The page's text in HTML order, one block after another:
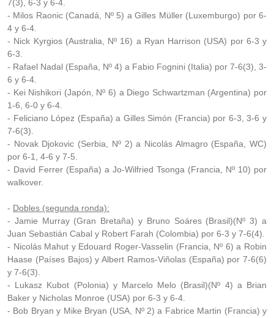
7(3), 6-3 y 6-4.
- Milos Raonic (Canadá, Nº 5) a Gilles Müller (Luxemburgo) por 6-
4 y 6-4.
- Nick Kyrgios (Australia, Nº 16) a Ryan Harrison (USA) por 6-3 y
6-3.
- Rafael Nadal (España, Nº 4) a Fabio Fognini (Italia) por 7-6(3), 3-
6 y 6-4.
- Kei Nishikori (Japón, Nº 6) a Diego Schwartzman (Argentina) por
1-6, 6-0 y 6-4.
- Feliciano López (España) a Gilles Simón (Francia) por 6-3, 3-6 y
7-6(3).
- Novak Djokovic (Serbia, Nº 2) a Nicolás Almagro (España, WC)
por 6-1, 4-6 y 7-5.
- David Ferrer (España) a Jo-Wilfried Tsonga (Francia, Nº 10) por
walkover.
- Dobles (segunda ronda):
- Jamie Murray (Gran Bretaña) y Bruno Soáres (Brasil)(Nº 3) a
Juan Sebastián Cabal y Robert Farah (Colombia) por 6-3 y 7-6(4).
- Nicolás Mahut y Edouard Roger-Vasselin (Francia, Nº 6) a Robin
Haase (Países Bajos) y Albert Ramos-Viñolas (España) por 7-6(6)
y 7-6(3).
- Lukasz Kubot (Polonia) y Marcelo Melo (Brasil)(Nº 4) a Brian
Baker y Nicholas Monroe (USA) por 6-3 y 6-4.
- Bob Bryan y Mike Bryan (USA, Nº 2) a Fabrice Martin (Francia) y